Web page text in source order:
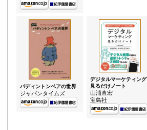
パディントンベアの世界
ジャパンタイムズ
デジタルマーケティング
見るだけノート
山浦直宏
宝島社